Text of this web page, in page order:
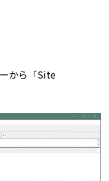
から「Site